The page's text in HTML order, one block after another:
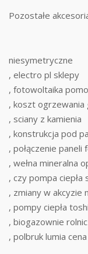
Pozostałe
niesymetryczne
, electro pl sklepy
, fotowoltaika
, koszt
, sciany z kamienia
, konstrukcja pod
, połączenie
, wełna mineralna
, czy pompa ciepła
, zmiany w akcyzie
, pompy ciepła
, biogazownie
, polbruk lumia cena